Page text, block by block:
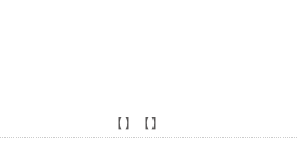
【】【】